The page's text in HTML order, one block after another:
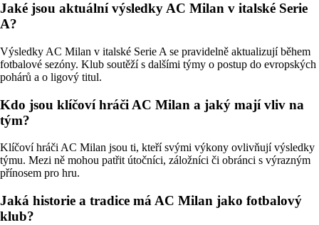
Jaké jsou aktuální výsledky AC Milan v italské Serie
A?
Výsledky AC Milan v italské Serie A se pravidelně aktualizují během
fotbalové sezóny. Klub soutěží s dalšími týmy o postup do evropských
pohárů a o ligový titul.
Kdo jsou klíčoví hráči AC Milan a jaký mají vliv na
tým?
Klíčoví hráči AC Milan jsou ti, kteří svými výkony ovlivňují výsledky
týmu. Mezi ně mohou patřit útočníci, záložníci či obránci s výrazným
přínosem pro hru.
Jaká historie a tradice má AC Milan jako fotbalový
klub?